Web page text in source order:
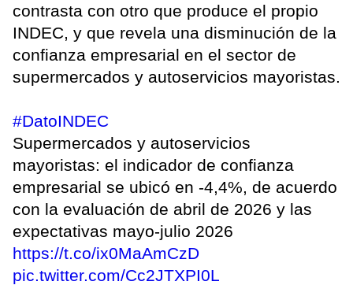
contrasta con otro que produce el propio
INDEC, y que revela una disminución de la
confianza empresarial en el sector de
supermercados y autoservicios mayoristas.
#DatoINDEC
Supermercados y autoservicios
mayoristas: el indicador de confianza
empresarial se ubicó en -4,4%, de acuerdo
con la evaluación de abril de 2026 y las
expectativas mayo-julio 2026
https://t.co/ix0MaAmCzD
pic.twitter.com/Cc2JTXPI0L